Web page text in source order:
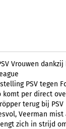
Vrouwen
PSV tegen
komt per direct
terug bij PSV
Veerman
zich in strijd